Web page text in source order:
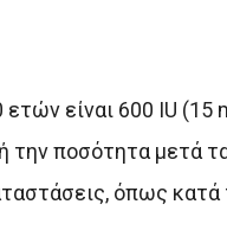
είναι 600 IU (15
την ποσότητα μετά
όπως κατά